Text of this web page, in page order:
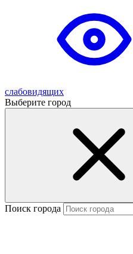
слабовидящих
Выберите город
Поиск города